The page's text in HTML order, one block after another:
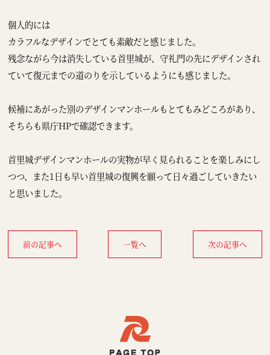
個人的には
カラフルなデザインでとても素敵だと感じました。
残念ながら今は消失している首里城が、守礼門の先にデザインされ
ていて復元までの道のりを示しているようにも感じました。
候補にあがった別のデザインマンホールもとてもみどころがあり、
そちらも県庁HPで確認できます。
首里城デザインマンホールの実物が早く見られることを楽しみにし
つつ、また1日も早い首里城の復興を願って日々過ごしていきたい
と思いました。
前の記事へ 一覧へ 次の記事へ